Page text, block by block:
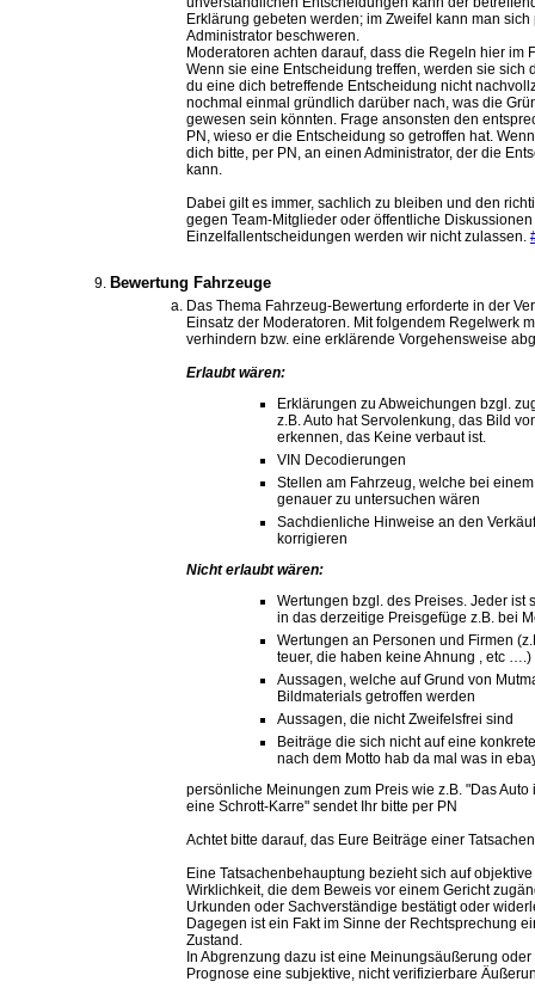
Erklärung gebeten werden; im Zweifel kann man
Administrator beschweren.
Moderatoren achten darauf, dass die Regeln hier im
Wenn sie eine Entscheidung treffen, werden sie sich
du eine dich betreffende Entscheidung nicht
nochmal einmal gründlich darüber nach, was die
gewesen sein könnten. Frage ansonsten den
PN, wieso er die Entscheidung so getroffen hat.
dich bitte, per PN, an einen Administrator, der die
kann.
Dabei gilt es immer, sachlich zu bleiben und den
gegen Team-Mitglieder oder öffentliche
Einzelfallentscheidungen werden wir nicht zulassen.
Bewertung Fahrzeuge
Das Thema Fahrzeug-Bewertung erforderte in der
Einsatz der Moderatoren. Mit folgendem Regelwerk
verhindern bzw. eine erklärende Vorgehensweise
Erlaubt wären:
Erklärungen zu Abweichungen bzgl.
z.B. Auto hat Servolenkung, das Bild
erkennen, das Keine verbaut ist.
VIN Decodierungen
Stellen am Fahrzeug, welche bei
genauer zu untersuchen wären
Sachdienliche Hinweise an den
korrigieren
Nicht erlaubt wären:
Wertungen bzgl. des Preises. Jeder ist
in das derzeitige Preisgefüge z.B. bei
Wertungen an Personen und Firmen
teuer, die haben keine Ahnung , etc ….)
Aussagen, welche auf Grund von
Bildmaterials getroffen werden
Aussagen, die nicht Zweifelsfrei sind
Beiträge die sich nicht auf eine
nach dem Motto hab da mal was in
persönliche Meinungen zum Preis wie z.B. "Das Auto
eine Schrott-Karre" sendet Ihr bitte per PN
Achtet bitte darauf, das Eure Beiträge einer
Eine Tatsachenbehauptung bezieht sich auf
Wirklichkeit, die dem Beweis vor einem Gericht
Urkunden oder Sachverständige bestätigt oder
Dagegen ist ein Fakt im Sinne der Rechtsprechung
Zustand.
In Abgrenzung dazu ist eine Meinungsäußerung
Prognose eine subjektive, nicht verifizierbare